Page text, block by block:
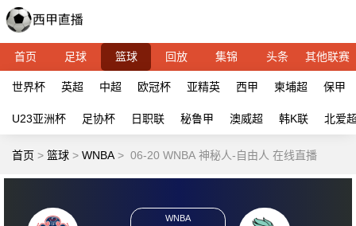
首页 足球 篮球 回放 集锦 头条 其他联赛
世界杯 英超 中超 欧冠杯 亚精英 西甲 柬埔超 保甲
U23亚洲杯 足协杯 日职联 秘鲁甲 澳威超 韩K联 北爱
首页 > 篮球 > WNBA > 06-20 WNBA 神秘人-自由人 在线直播